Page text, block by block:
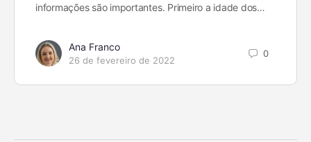
informações são importantes. Primeiro a idade dos…
Ana Franco
26 de fevereiro de 2022
0